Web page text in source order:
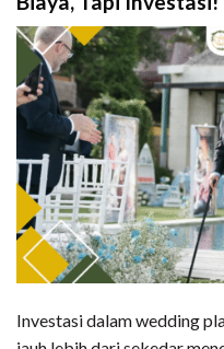
Investasi dalam wedding